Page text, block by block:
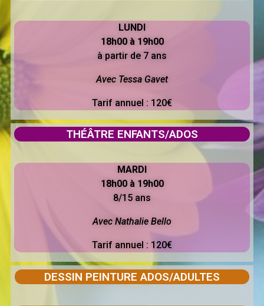
LUNDI
18h00 à 19h00
à partir de 7 ans
Avec Tessa Gavet
Tarif annuel : 120€
THÉÂTRE ENFANTS/ADOS
MARDI
18h00 à 19h00
8/15 ans
Avec Nathalie Bello
Tarif annuel : 120€
DESSIN PEINTUREADOS/ADULTES